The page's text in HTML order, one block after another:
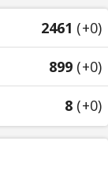
2461 (+0)
899 (+0)
8 (+0)